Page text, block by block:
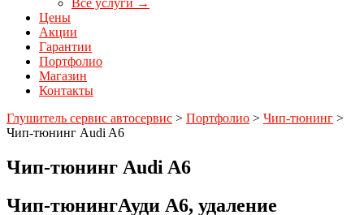
Все услуги →
Цены
Акции
Гарантии
Портфолио
Магазин
Контакты
Глушитель сервис автосервис > Портфолио > Чип-тюнинг >
Чип-тюнинг Audi A6
Чип-тюнинг Audi A6
Чип-тюнингАуди А6, удаление